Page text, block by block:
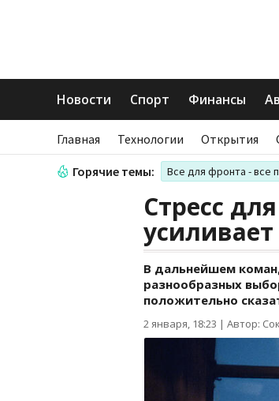
Новости Спорт Финансы
Главная Технологии Открытия
Горячие темы: Все для фронта - все
Стресс
В дальнейшем
разнообразных
положительно
2 января, 18:23 | Автор: